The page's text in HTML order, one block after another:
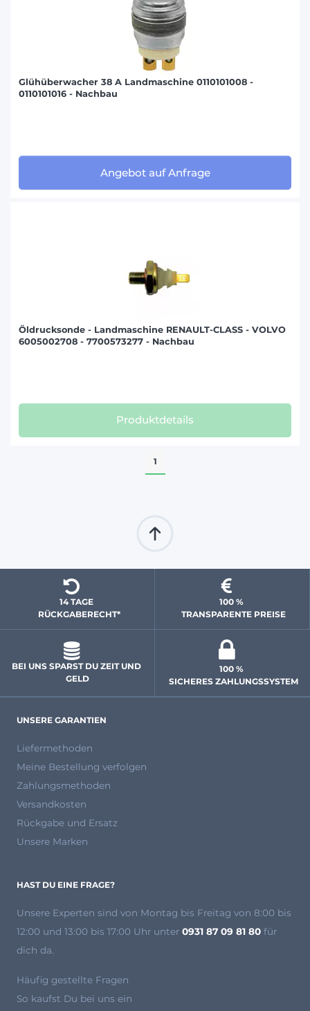
Glühüberwacher 38 A Landmaschine 0110101008 -
0110101016 - Nachbau
Angebot auf Anfrage
Öldrucksonde - Landmaschine RENAULT-CLASS - VOLVO
6005002708 - 7700573277 - Nachbau
Produktdetails
1
14 TAGE
  RÜCKGABERECHT*
100 %
TRANSPARENTE PREISE
BEI UNS SPARST DU ZEIT UND
GELD
100 %
SICHERES ZAHLUNGSSYSTEM
UNSERE GARANTIEN
Liefermethoden
Meine Bestellung verfolgen
Zahlungsmethoden
Versandkosten
Rückgabe und Ersatz
Unsere Marken
HAST DU EINE FRAGE?
Unsere Experten sind von Montag bis Freitag von 8:00 bis
12:00 und 13:00 bis 17:00 Uhr unter 0931 87 09 81 80 für
dich da.
Häufig gestellte Fragen
So kaufst Du bei uns ein